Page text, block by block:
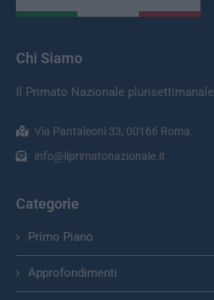
Chi Siamo
Il Primato Nazionale
Via Pantaleoni 33, 00166 Roma.
info@ilprimatonazionale.it
Categorie
Primo Piano
Approfondimenti